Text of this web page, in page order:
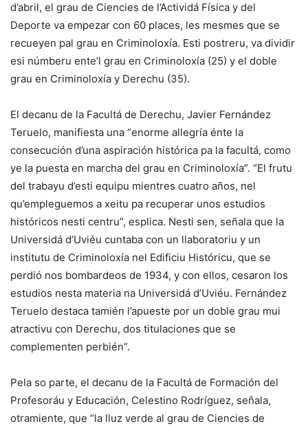
d’abril, el grau de Ciencies de l’Actividá Física y del
Deporte va empezar con 60 places, les mesmes que se
recueyen pal grau en Criminoloxía. Esti postreru, va dividir
esi númberu ente’l grau en Criminoloxía (25) y el doble
grau en Criminoloxía y Derechu (35).
El decanu de la Facultá de Derechu, Javier Fernández
Teruelo, manifiesta una “enorme allegría énte la
consecución d’una aspiración histórica pa la facultá, como
ye la puesta en marcha del grau en Criminoloxía”. “El frutu
del trabayu d’esti equipu mientres cuatro años, nel
qu’empleguemos a xeitu pa recuperar unos estudios
históricos nesti centru”, esplica. Nesti sen, señala que la
Universidá d’Uviéu cuntaba con un llaboratoriu y un
institutu de Criminoloxía nel Edificiu Históricu, que se
perdió nos bombardeos de 1934, y con ellos, cesaron los
estudios nesta materia na Universidá d’Uviéu. Fernández
Teruelo destaca tamién l’apueste por un doble grau mui
atractivu con Derechu, dos titulaciones que se
complementen perbién”.
Pela so parte, el decanu de la Facultá de Formación del
Profesoráu y Educación, Celestino Rodríguez, señala,
otramiente, que “la lluz verde al grau de Ciencies de